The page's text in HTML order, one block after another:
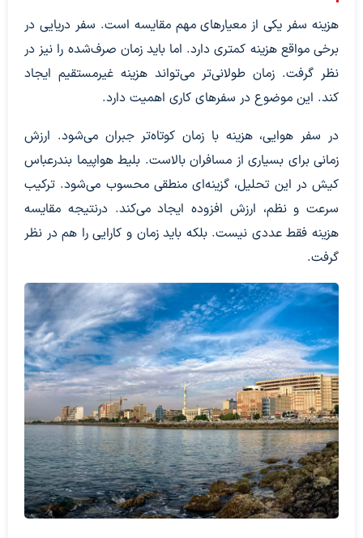
هزینه سفر یکی از معیارهای مهم مقایسه است. سفر دریایی در
برخی مواقع هزینه کمتری دارد. اما باید زمان صرف‌شده را نیز در
نظر گرفت. زمان طولانی‌تر می‌تواند هزینه غیرمستقیم ایجاد
کند. این موضوع در سفرهای کاری اهمیت دارد.
در سفر هوایی، هزینه با زمان کوتاه‌تر جبران می‌شود. ارزش
زمانی برای بسیاری از مسافران بالاست. بلیط هواپیما بندرعباس
کیش در این تحلیل، گزینه‌ای منطقی محسوب می‌شود. ترکیب
سرعت و نظم، ارزش افزوده ایجاد می‌کند. درنتیجه مقایسه
هزینه فقط عددی نیست. بلکه باید زمان و کارایی را هم در نظر
گرفت.